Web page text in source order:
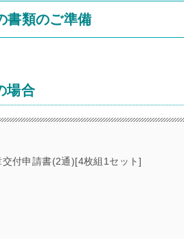
書類のご準備
場合
付申請書(2通)[4枚組1セット]